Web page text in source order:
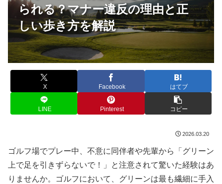
られる？マナー違反の理由と正
しい歩き方を解説
X Facebook はてブ
LINE Pinterest コピー
2026.03.20
ゴルフ場でプレー中、不意に同伴者や先輩から「グリーン
上で足を引きずらないで！」と注意されて驚いた経験はあ
りませんか。ゴルフにおいて、グリーンは最も繊細に手入